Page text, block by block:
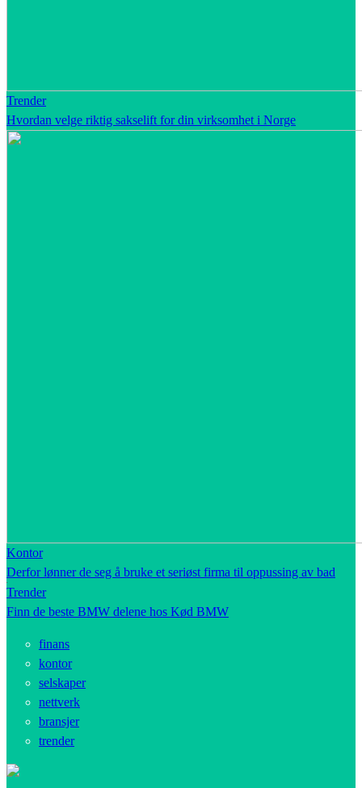
Trender
Hvordan velge riktig sakselift for din virksomhet i Norge
Kontor
Derfor lønner de seg å bruke et seriøst firma til oppussing av bad
Trender
Finn de beste BMW delene hos Kød BMW
finans
kontor
selskaper
nettverk
bransjer
trender